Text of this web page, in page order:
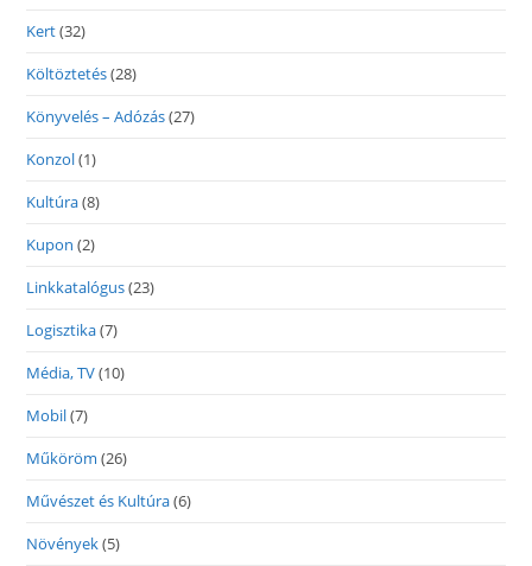
Kert(32)
Költöztetés(28)
Könyvelés – Adózás(27)
Konzol(1)
Kultúra(8)
Kupon (2)
Linkkatalógus(23)
Logisztika(7)
Média, TV(10)
Mobil(7)
Műköröm (26)
Művészet és Kultúra(6)
Növények(5)